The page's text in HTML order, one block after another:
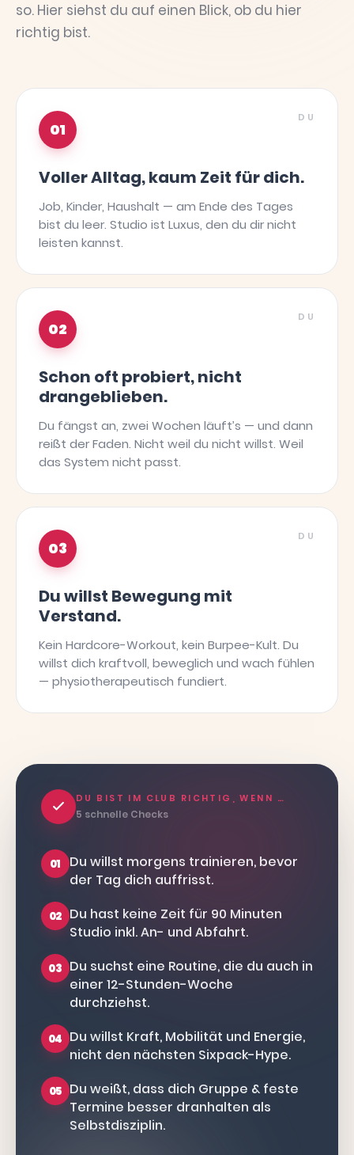
so. Hier siehst du auf einen Blick, ob du hier
richtig bist.
01
DU
Voller Alltag, kaum Zeit für dich.
Job, Kinder, Haushalt — am Ende des Tages
bist du leer. Studio ist Luxus, den du dir nicht
leisten kannst.
02
DU
Schon oft probiert, nicht
drangeblieben.
Du fängst an, zwei Wochen läuft’s — und dann
reißt der Faden. Nicht weil du nicht willst. Weil
das System nicht passt.
03
DU
Du willst Bewegung mit
Verstand.
Kein Hardcore-Workout, kein Burpee-Kult. Du
willst dich kraftvoll, beweglich und wach fühlen
— physiotherapeutisch fundiert.
DU BIST IM CLUB RICHTIG, WENN …
5 schnelle Checks
01
Du willst morgens trainieren, bevor
der Tag dich auffrisst.
02 Du hast keine Zeit für 90 Minuten
Studio inkl. An- und Abfahrt.
03 Du suchst eine Routine, die du auch in
einer 12-Stunden-Woche
durchziehst.
04 Du willst Kraft, Mobilität und Energie,
nicht den nächsten Sixpack-Hype.
05 Du weißt, dass dich Gruppe & feste
Termine besser dranhalten als
Selbstdisziplin.